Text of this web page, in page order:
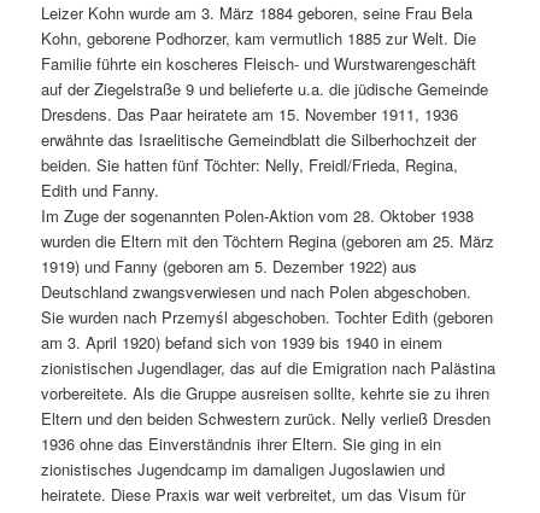
Leizer Kohn wurde am 3. März 1884 geboren, seine Frau Bela
Kohn, geborene Podhorzer, kam vermutlich 1885 zur Welt. Die
Familie führte ein koscheres Fleisch- und Wurstwarengeschäft
auf der Ziegelstraße 9 und belieferte u.a. die jüdische Gemeinde
Dresdens. Das Paar heiratete am 15. November 1911, 1936
erwähnte das Israelitische Gemeindblatt die Silberhochzeit der
beiden. Sie hatten fünf Töchter: Nelly, Freidl/Frieda, Regina,
Edith und Fanny.
Im Zuge der sogenannten Polen-Aktion vom 28. Oktober 1938
wurden die Eltern mit den Töchtern Regina (geboren am 25. März
1919) und Fanny (geboren am 5. Dezember 1922) aus
Deutschland zwangsverwiesen und nach Polen abgeschoben.
Sie wurden nach Przemyśl abgeschoben. Tochter Edith (geboren
am 3. April 1920) befand sich von 1939 bis 1940 in einem
zionistischen Jugendlager, das auf die Emigration nach Palästina
vorbereitete. Als die Gruppe ausreisen sollte, kehrte sie zu ihren
Eltern und den beiden Schwestern zurück. Nelly verließ Dresden
1936 ohne das Einverständnis ihrer Eltern. Sie ging in ein
zionistisches Jugendcamp im damaligen Jugoslawien und
heiratete. Diese Praxis war weit verbreitet, um das Visum für